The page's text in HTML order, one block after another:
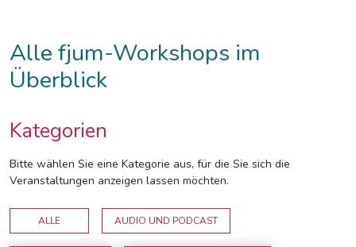
Alle fjum-Workshops im
Überblick
Kategorien
Bitte wählen Sie eine Kategorie aus, für die Sie sich die
Veranstaltungen anzeigen lassen möchten.
ALLE AUDIO UND PODCAST